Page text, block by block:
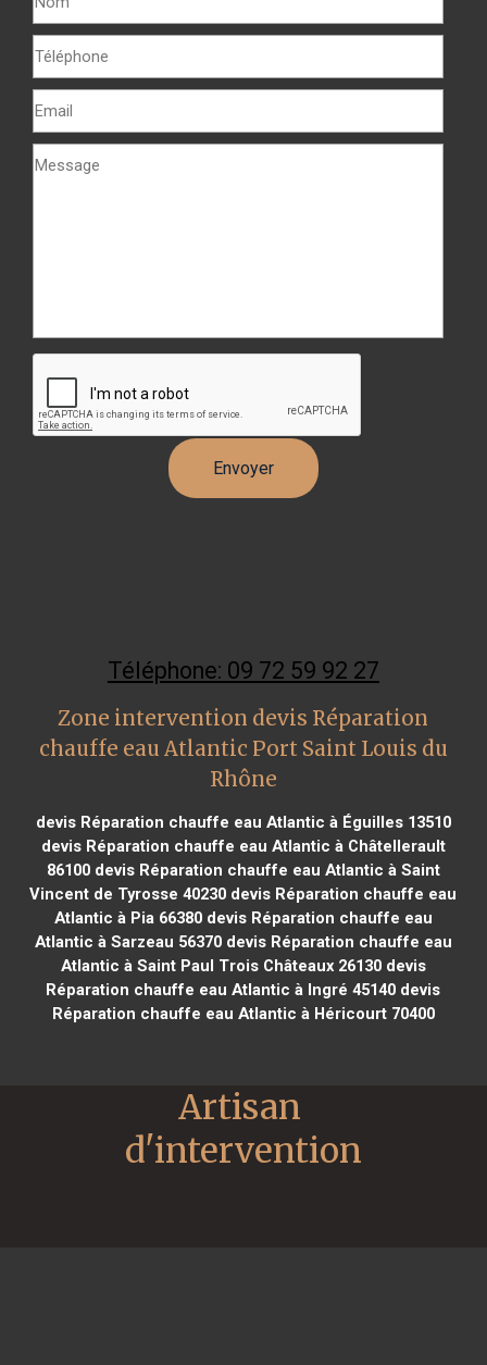
Téléphone: 09 72 59 92 27
Zone intervention devis Réparation
chauffe eau Atlantic Port Saint Louis du
Rhône
devis Réparation chauffe eau Atlantic à Éguilles 13510
devis Réparation chauffe eau Atlantic à Châtellerault
86100devis Réparation chauffe eau Atlantic à Saint
Vincent de Tyrosse 40230 devis Réparation chauffe eau
Atlantic à Pia 66380devis Réparation chauffe eau
Atlantic à Sarzeau 56370devis Réparation chauffe eau
Atlantic à Saint Paul Trois Châteaux 26130devis
Réparation chauffe eau Atlantic à Ingré 45140 devis
Réparation chauffe eau Atlantic à Héricourt 70400
Artisan
d'intervention